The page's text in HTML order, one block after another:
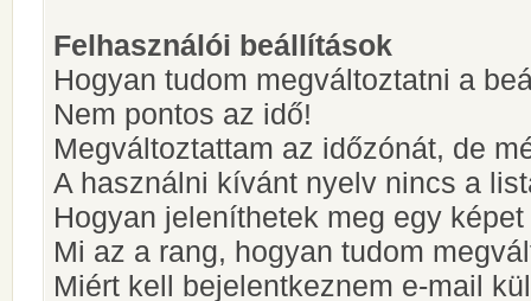
Felhasználói beállítások
Hogyan tudom megváltoztatni a
Nem pontos az idő!
Megváltoztattam az időzónát, de
A használni kívánt nyelv nincs a
Hogyan jeleníthetek meg egy
Mi az a rang, hogyan tudom
Miért kell bejelentkeznem e-mail